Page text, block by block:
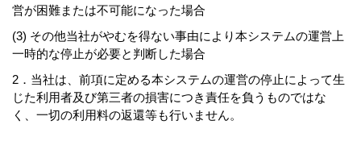
営が困難または不可能になった場合
(3) その他当社がやむを得ない事由により本システムの運営上
一時的な停止が必要と判断した場合
2．当社は、前項に定める本システムの運営の停止によって生
じた利用者及び第三者の損害につき責任を負うものではな
く、一切の利用料の返還等も行いません。